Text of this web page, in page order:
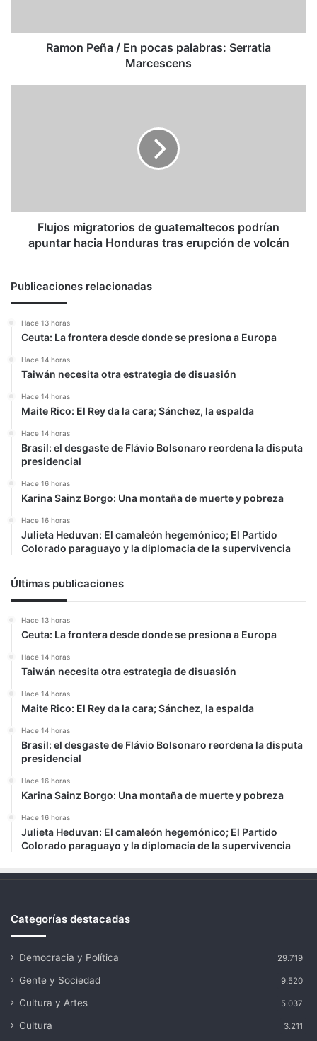
Ramon Peña / En pocas palabras: Serratia
Marcescens
tras
erupciónFlujos migratorios de guatemaltecos podrían
apuntar hacia Honduras tras erupción de volcán
Publicaciones relacionadas
Hace 13 horas
Ceuta: La frontera desde donde se presiona a Europa
Hace 14 horas
Taiwán necesita otra estrategia de disuasión
Hace 14 horas
Maite Rico: El Rey da la cara; Sánchez, la espalda
Hace 14 horas
Brasil: el desgaste de Flávio Bolsonaro reordena la disputa
presidencial
Hace 16 horas
Karina Sainz Borgo: Una montaña de muerte y pobreza
Hace 16 horas
Julieta Heduvan: El camaleón hegemónico; El Partido
Colorado paraguayo y la diplomacia de la supervivencia
Últimas publicaciones
Hace 13 horas
Ceuta: La frontera desde donde se presiona a Europa
Hace 14 horas
Taiwán necesita otra estrategia de disuasión
Hace 14 horas
Maite Rico: El Rey da la cara; Sánchez, la espalda
Hace 14 horas
Brasil: el desgaste de Flávio Bolsonaro reordena la disputa
presidencial
Hace 16 horas
Karina Sainz Borgo: Una montaña de muerte y pobreza
Hace 16 horas
Julieta Heduvan: El camaleón hegemónico; El Partido
Colorado paraguayo y la diplomacia de la supervivencia
Categorías destacadas
Democracia y Política 29.719
Gente y Sociedad 9.520
Cultura y Artes 5.037
Cultura 3.211